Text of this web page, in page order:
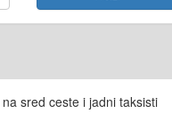
sred ceste i jadni taksisti